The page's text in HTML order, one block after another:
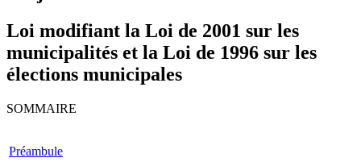
Loi modifiant la Loi de 2001 sur les
municipalités et la Loi de 1996 sur les
élections municipales
SOMMAIRE
Préambule